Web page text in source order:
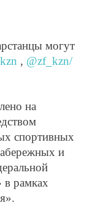
могут
, @zf_kzn/
на
спортивных
и
рамках